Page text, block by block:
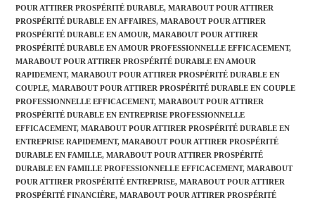
POUR ATTIRER PROSPÉRITÉ DURABLE, MARABOUT POUR ATTIRER
PROSPÉRITÉ DURABLE EN AFFAIRES, MARABOUT POUR ATTIRER
PROSPÉRITÉ DURABLE EN AMOUR, MARABOUT POUR ATTIRER
PROSPÉRITÉ DURABLE EN AMOUR PROFESSIONNELLE EFFICACEMENT,
MARABOUT POUR ATTIRER PROSPÉRITÉ DURABLE EN AMOUR
RAPIDEMENT, MARABOUT POUR ATTIRER PROSPÉRITÉ DURABLE EN
COUPLE, MARABOUT POUR ATTIRER PROSPÉRITÉ DURABLE EN COUPLE
PROFESSIONNELLE EFFICACEMENT, MARABOUT POUR ATTIRER
PROSPÉRITÉ DURABLE EN ENTREPRISE PROFESSIONNELLE
EFFICACEMENT, MARABOUT POUR ATTIRER PROSPÉRITÉ DURABLE EN
ENTREPRISE RAPIDEMENT, MARABOUT POUR ATTIRER PROSPÉRITÉ
DURABLE EN FAMILLE, MARABOUT POUR ATTIRER PROSPÉRITÉ
DURABLE EN FAMILLE PROFESSIONNELLE EFFICACEMENT, MARABOUT
POUR ATTIRER PROSPÉRITÉ ENTREPRISE, MARABOUT POUR ATTIRER
PROSPÉRITÉ FINANCIÈRE, MARABOUT POUR ATTIRER PROSPÉRITÉ